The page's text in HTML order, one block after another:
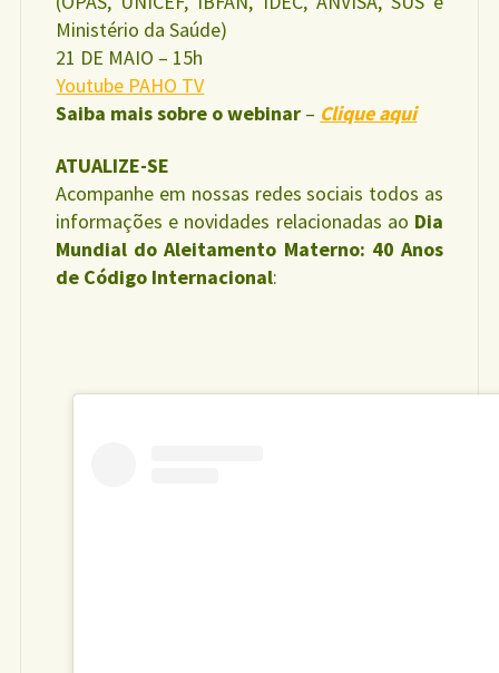
Ministério da Saúde)
21 DE MAIO – 15h
Youtube PAHO TV
Saiba mais sobre o webinar – Clique aqui
ATUALIZE-SE
Acompanhe em nossas redes sociais todos as
informações e novidades relacionadas ao Dia
Mundial do Aleitamento Materno: 40 Anos
de Código Internacional: